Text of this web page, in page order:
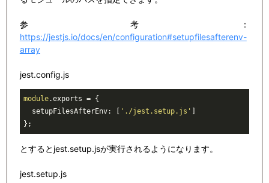
参考：
https://jestjs.io/docs/en/configuration#setupfilesafterenv-
array
jest.config.js
module.exports = {
  setupFilesAfterEnv: [
'./jest.setup.js' ]
とするとjest.setup.jsが実行されるようになります。
jest.setup.js